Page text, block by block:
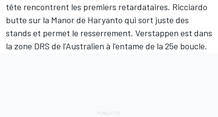
tête rencontrent les premiers retardataires. Ricciardo
butte sur la Manor de Haryanto qui sort juste des
stands et permet le resserrement. Verstappen est dans
la zone DRS de l'Australien à l'entame de la 25e boucle.